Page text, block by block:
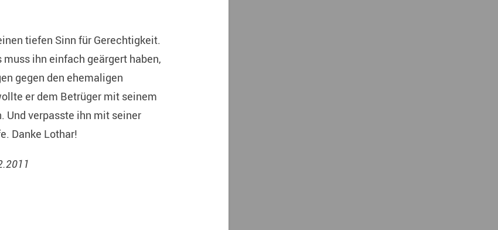
tiefen Sinn für Gerechtigkeit.
ihn einfach geärgert haben,
gegen den ehemaligen
er dem Betrüger mit seinem
Und verpasste ihn mit seiner
Danke Lothar!